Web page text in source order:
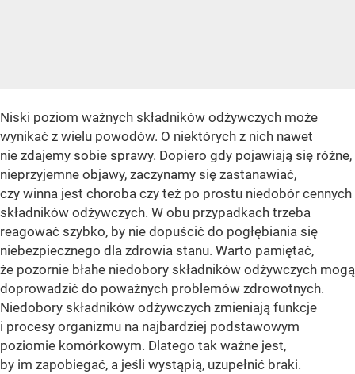
Niski poziom ważnych składników odżywczych może
wynikać z wielu powodów. O niektórych z nich nawet
nie zdajemy sobie sprawy. Dopiero gdy pojawiają się różne,
nieprzyjemne objawy, zaczynamy się zastanawiać,
czy winna jest choroba czy też po prostu niedobór cennych
składników odżywczych. W obu przypadkach trzeba
reagować szybko, by nie dopuścić do pogłębiania się
niebezpiecznego dla zdrowia stanu. Warto pamiętać,
że pozornie błahe niedobory składników odżywczych mogą
doprowadzić do poważnych problemów zdrowotnych.
Niedobory składników odżywczych zmieniają funkcje
i procesy organizmu na najbardziej podstawowym
poziomie komórkowym. Dlatego tak ważne jest,
by im zapobiegać, a jeśli wystąpią, uzupełnić braki.